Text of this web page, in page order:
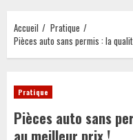
Accueil
Pratique
Pièces auto sans permis : la
Pratique
Pièces auto sans
au meilleur prix !